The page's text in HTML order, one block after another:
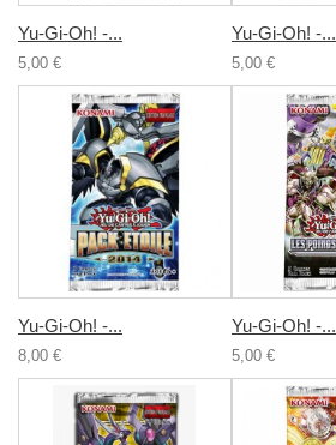
Yu-Gi-Oh! -...
5,00 €
Yu-Gi-Oh! -...
5,00 €
Yu-Gi-Oh! -...
8,00 €
Yu-Gi-Oh! -...
5,00 €